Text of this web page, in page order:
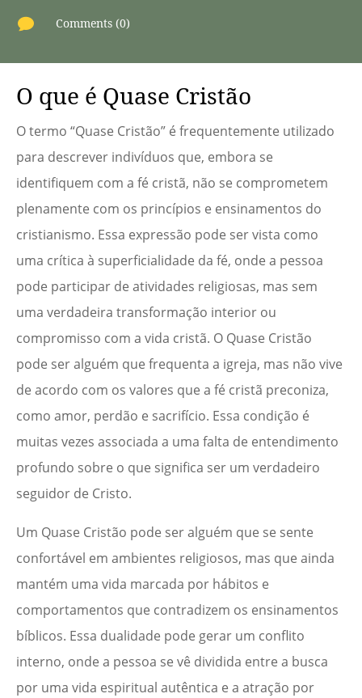
 Comments (0)
O que é Quase Cristão
O termo “Quase Cristão” é frequentemente utilizado
para descrever indivíduos que, embora se
identifiquem com a fé cristã, não se comprometem
plenamente com os princípios e ensinamentos do
cristianismo. Essa expressão pode ser vista como
uma crítica à superficialidade da fé, onde a pessoa
pode participar de atividades religiosas, mas sem
uma verdadeira transformação interior ou
compromisso com a vida cristã. O Quase Cristão
pode ser alguém que frequenta a igreja, mas não vive
de acordo com os valores que a fé cristã preconiza,
como amor, perdão e sacrifício. Essa condição é
muitas vezes associada a uma falta de entendimento
profundo sobre o que significa ser um verdadeiro
seguidor de Cristo.
Um Quase Cristão pode ser alguém que se sente
confortável em ambientes religiosos, mas que ainda
mantém uma vida marcada por hábitos e
comportamentos que contradizem os ensinamentos
bíblicos. Essa dualidade pode gerar um conflito
interno, onde a pessoa se vê dividida entre a busca
por uma vida espiritual autêntica e a atração por